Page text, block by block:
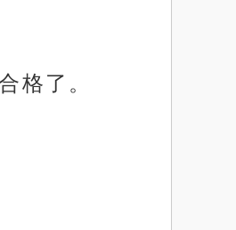
格了。